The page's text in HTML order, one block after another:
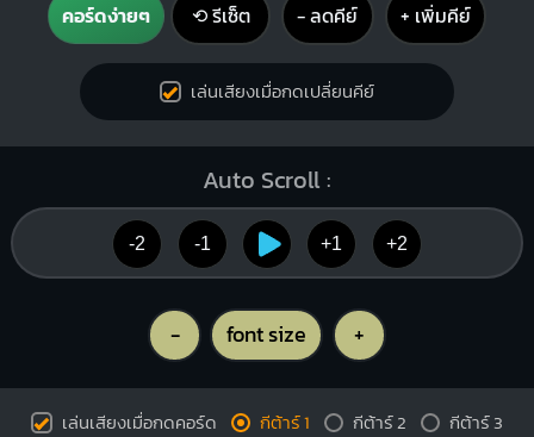
คอร์ดง่ายๆ ⟲ รีเซ็ต − ลดคีย์ + เพิ่มคีย์
เล่นเสียงเมื่อกดเปลี่ยนคีย์
Auto Scroll :
-2 -1 +1 +2
- font size +
เล่นเสียงเมื่อกดคอร์ด กีต้าร์ 1 กีต้าร์ 2 กีต้าร์ 3